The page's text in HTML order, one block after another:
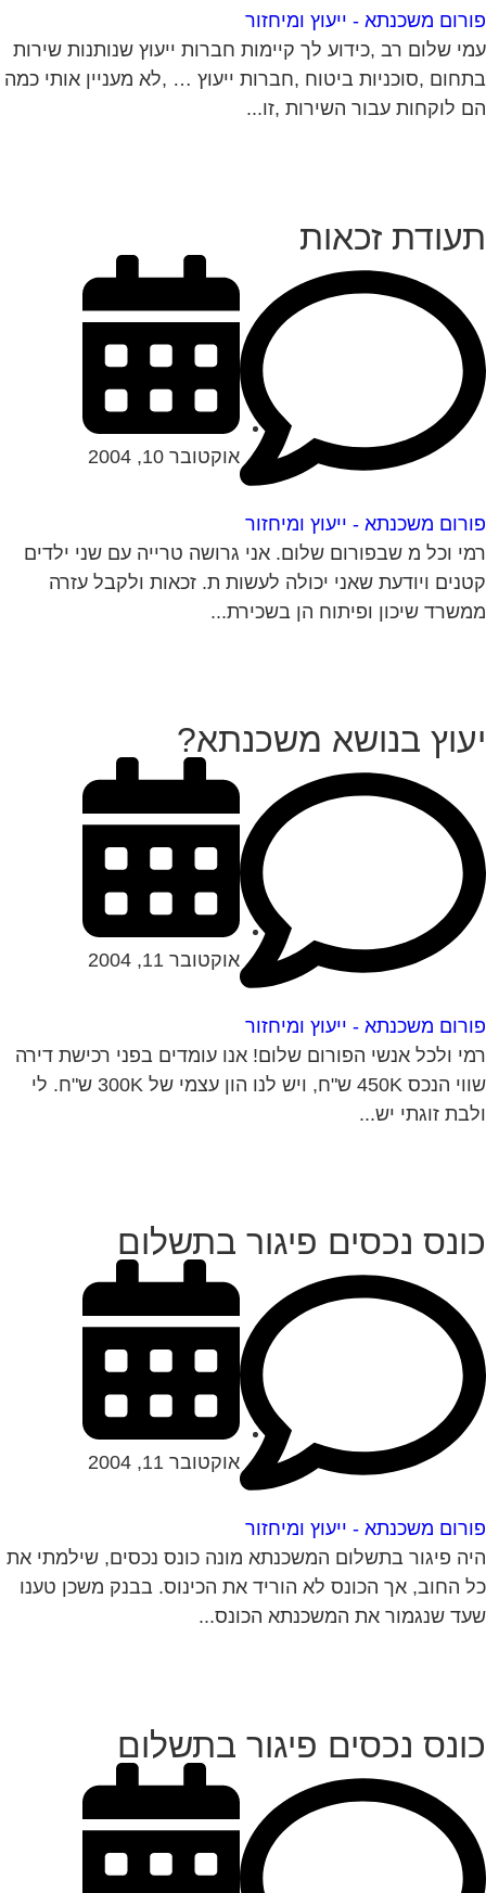
משכנתא - ייעוץ ומיחזור
שלום רב ,כידוע לך קיימות חברות ייעוץ שנותנות שירות
,סוכניות ביטוח ,חברות ייעוץ … ,לא מעניין אותי כמה
לוקחות עבור השירות ,זו...
זכאות
משכנתא - ייעוץ ומיחזור
אוקטובר 10, 2004
וכל מ שבפורום שלום. אני גרושה טרייה עם שני ילדים
ויודעת שאני יכולה לעשות ת. זכאות ולקבל עזרה
שיכון ופיתוח הן בשכירת...
בנושא משכנתא?
משכנתא - ייעוץ ומיחזור
אוקטובר 11, 2004
ולכל אנשי הפורום שלום! אנו עומדים בפני רכישת דירה
שווי הנכס 450K ש"ח, ויש לנו הון עצמי של 300K ש"ח. לי
זוגתי יש...
נכסים פיגור בתשלום
משכנתא - ייעוץ ומיחזור
אוקטובר 11, 2004
פיגור בתשלום המשכנתא מונה כונס נכסים, שילמתי את
החוב, אך הכונס לא הוריד את הכינוס. בבנק משכן טענו
שנגמור את המשכנתא הכונס...
נכסים פיגור בתשלום